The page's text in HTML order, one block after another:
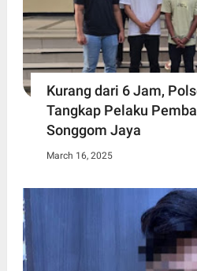
Kurang dari 6 Jam,
Tangkap Pelaku
Songgom Jaya
March 16, 2025